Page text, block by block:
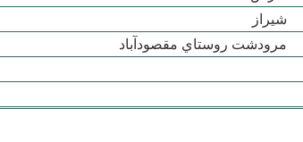
شيراز
مرودشت روستاي مقصودآباد